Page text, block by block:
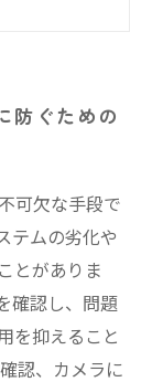
える秘訣
ェッショナ
活のために
防ぐための
可欠な手段で
テムの劣化や
とがありま
確認し、問題
を抑えること
認、カメラに